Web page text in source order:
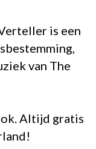
is een
van The
Altijd gratis